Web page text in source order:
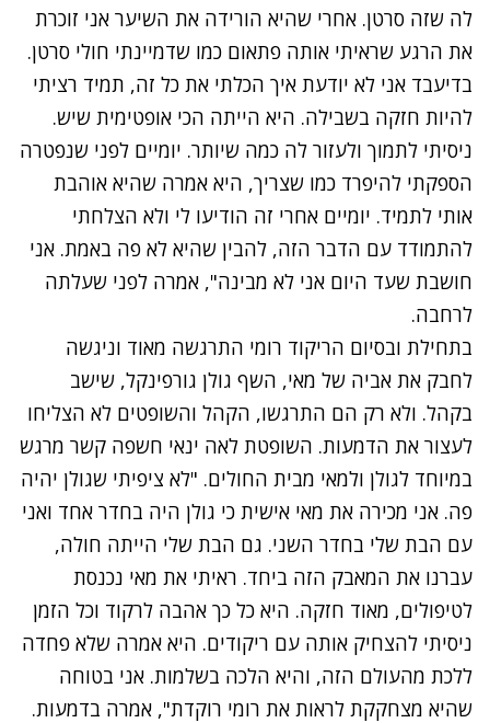
לה שזה סרטן. אחרי שהיא הורידה את השיער אני זוכרת
את הרגע שראיתי אותה פתאום כמו שדמיינתי חולי סרטן.
בדיעבד אני לא יודעת איך הכלתי את כל זה, תמיד רציתי
להיות חזקה בשבילה. היא הייתה הכי אופטימית שיש.
ניסיתי לתמוך ולעזור לה כמה שיותר. יומיים לפני שנפטרה
הספקתי להיפרד כמו שצריך, היא אמרה שהיא אוהבת
אותי לתמיד. יומיים אחרי זה הודיעו לי ולא הצלחתי
להתמודד עם הדבר הזה, להבין שהיא לא פה באמת. אני
חושבת שעד היום אני לא מבינה", אמרה לפני שעלתה
לרחבה.
בתחילת ובסיום הריקוד רומי התרגשה מאוד וניגשה
לחבק את אביה של מאי, השף גולן גורפינקל, שישב
בקהל. ולא רק הם התרגשו, הקהל והשופטים לא הצליחו
לעצור את הדמעות. השופטת לאה ינאי חשפה קשר מרגש
במיוחד לגולן ולמאי מבית החולים. "לא ציפיתי שגולן יהיה
פה. אני מכירה את מאי אישית כי גולן היה בחדר אחד ואני
עם הבת שלי בחדר השני. גם הבת שלי הייתה חולה,
עברנו את המאבק הזה ביחד. ראיתי את מאי נכנסת
לטיפולים, מאוד חזקה. היא כל כך אהבה לרקוד וכל הזמן
ניסיתי להצחיק אותה עם ריקודים. היא אמרה שלא פחדה
ללכת מהעולם הזה, והיא הלכה בשלמות. אני בטוחה
שהיא מצחקקת לראות את רומי רוקדת", אמרה בדמעות.